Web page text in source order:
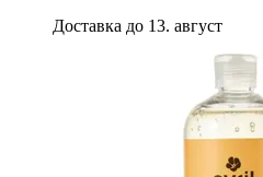
Доставка до 13. август